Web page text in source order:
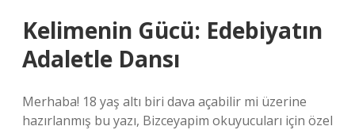
Kelimenin Gücü: Edebiyatın
Adaletle Dansı
Merhaba! 18 yaş altı biri dava açabilir mi üzerine
hazırlanmış bu yazı, Bizceyapim okuyucuları için özel